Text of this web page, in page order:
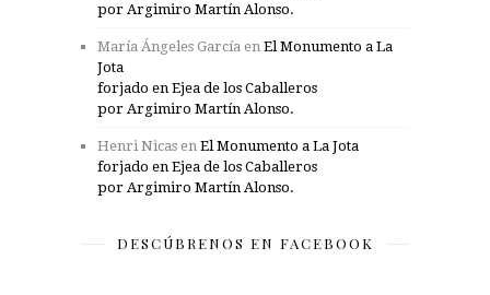
por Argimiro Martín Alonso.
María Ángeles García en El Monumento a La
Jota
forjado en Ejea de los Caballeros
por Argimiro Martín Alonso.
Henri Nicas en El Monumento a La Jota
forjado en Ejea de los Caballeros
por Argimiro Martín Alonso.
DESCÚBRENOS EN FACEBOOK